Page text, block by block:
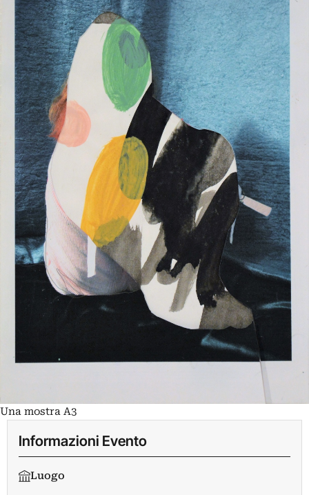
Una mostra A3
Informazioni Evento
Luogo